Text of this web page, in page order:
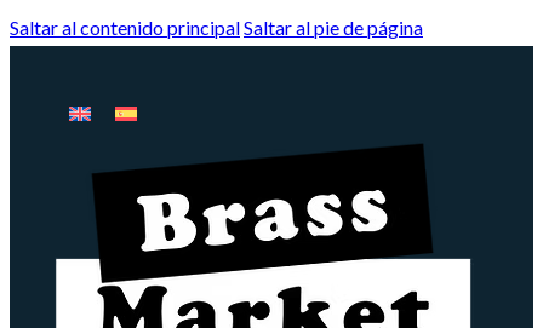
Saltar al contenido principalSaltar al pie de página